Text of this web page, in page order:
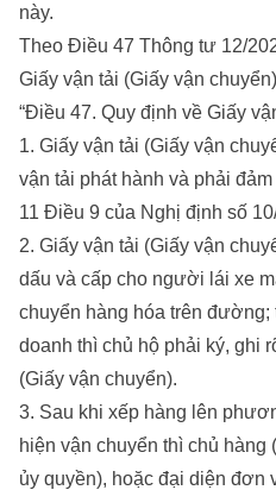
này.
Theo Điều 47 Thông tư 12/
Giấy vận tải (Giấy vận
“Điều 47. Quy định về Giấy
1. Giấy vận tải (Giấy vận
vận tải phát hành và phải
11 Điều 9 của Nghị định số
2. Giấy vận tải (Giấy vận
dấu và cấp cho người lái xe
chuyển hàng hóa trên
doanh thì chủ hộ phải ký, ghi
(Giấy vận chuyển).
3. Sau khi xếp hàng lên
hiện vận chuyển thì chủ
ủy quyền), hoặc đại diện đơn